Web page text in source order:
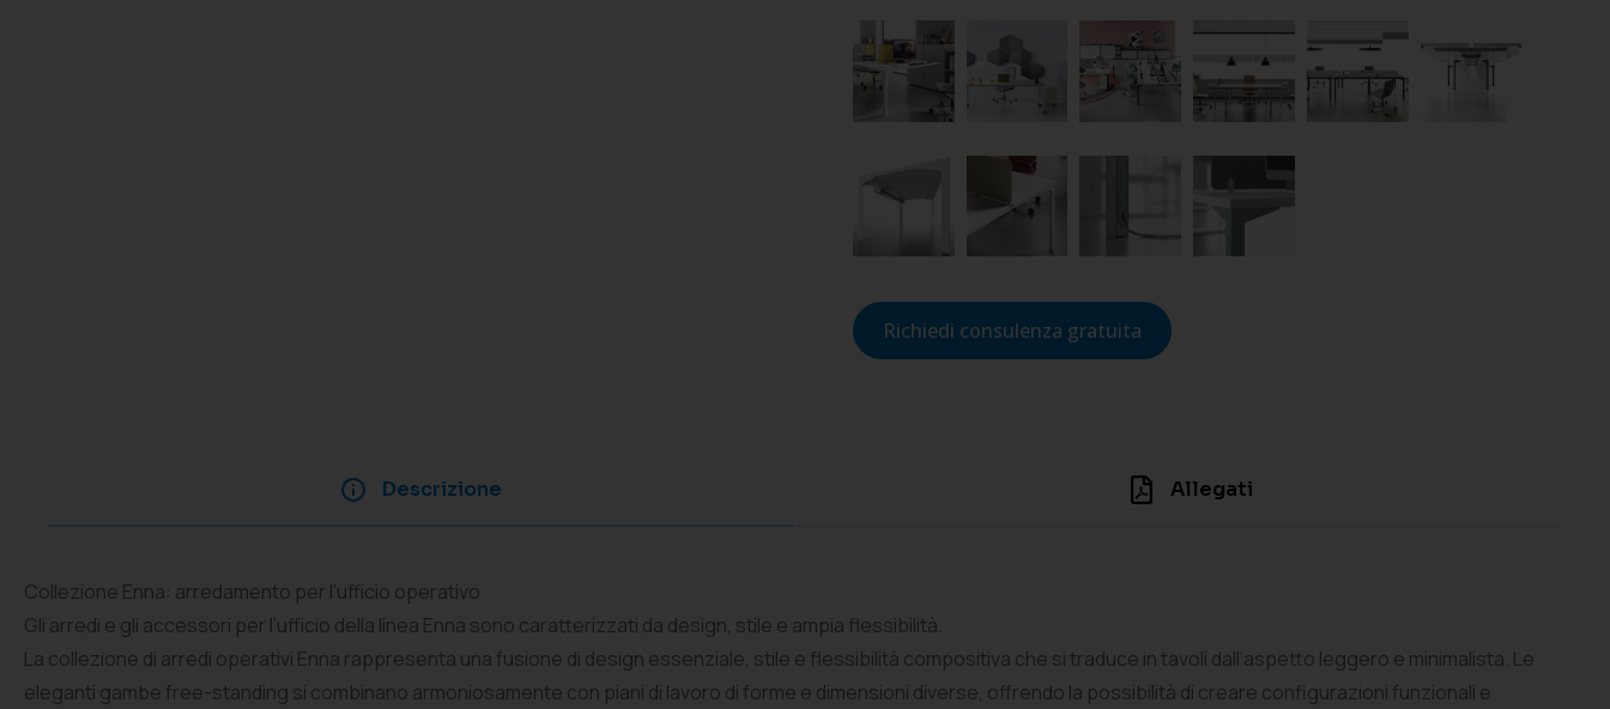
Richiedi consulenza gratuita
Descrizione Allegati
Collezione Enna: arredamento per l’ufficio operativo
Gli arredi e gli accessori per l’ufficio della linea Enna sono caratterizzati da design, stile e ampia flessibilità.
La collezione di arredi operativi Enna rappresenta una fusione di design essenziale, stile e flessibilità compositiva che si traduce in tavoli dall’aspetto leggero e minimalista. Le
eleganti gambe free-standing si combinano armoniosamente con piani di lavoro di forme e dimensioni diverse, offrendo la possibilità di creare configurazioni funzionali e